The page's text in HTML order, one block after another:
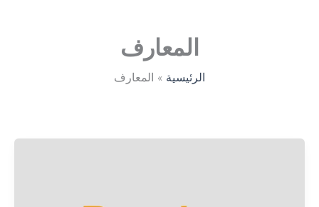
المعارف
المعارف